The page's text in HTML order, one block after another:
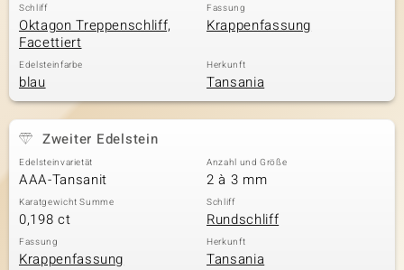
Schliff
Oktagon Treppenschliff,
Facettiert
Fassung
Krappenfassung
Edelsteinfarbe
blau
Herkunft
Tansania
Zweiter Edelstein
Edelsteinvarietät
AAA-Tansanit
Anzahl und Größe
2 à 3 mm
Karatgewicht Summe
0,198 ct
Schliff
Rundschliff
Fassung
Krappenfassung
Herkunft
Tansania